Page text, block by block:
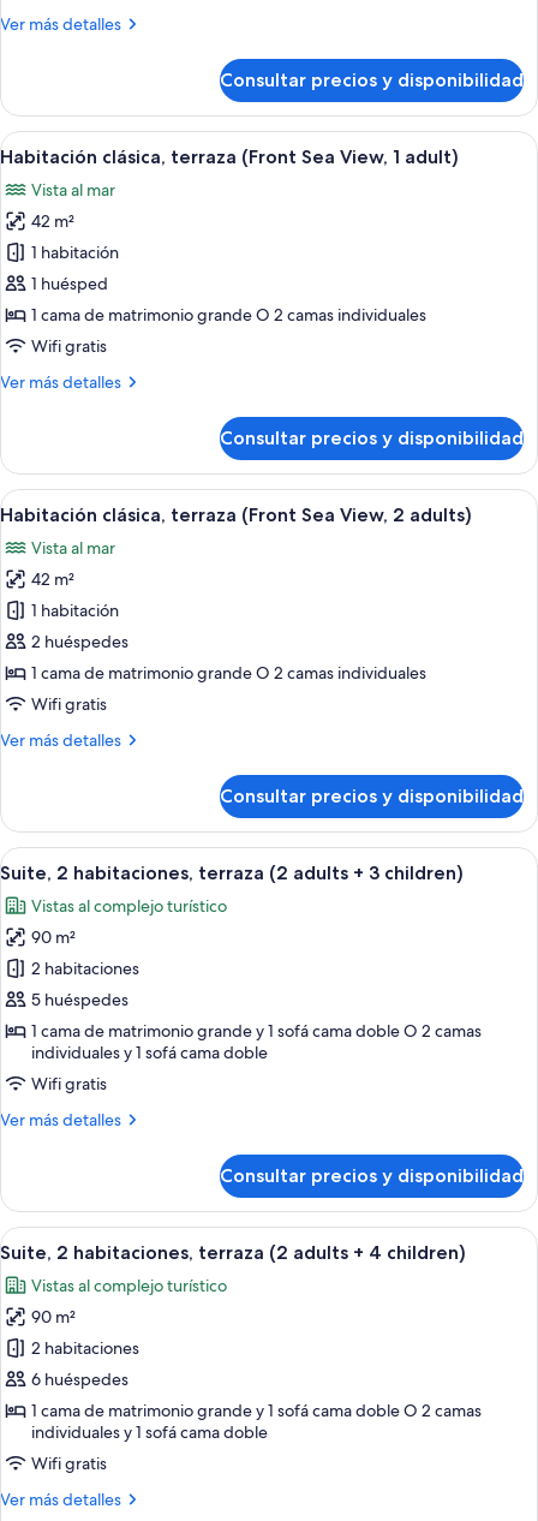
adult
child)
Ver más detalles
Más
clásica
(1
adult
child)
Consultar precios y disponibilidad
Abrir
todas
las
fotos
de
Habitación
clásica,
terraza
Sea
adult)
Balcón con una mesa dispuesta
5
Habitación clásica, terraza (Front Sea View, 1 adult)
Vista al mar
42 m²
1 habitación
1 huésped
1 cama de matrimonio grande O 2 camas individuales
Wifi gratis
Ver más detalles
Más
clásica,
terraza
(Front
View,
adult)
Consultar precios y disponibilidad
Abrir
todas
las
fotos
de
Habitación
clásica,
terraza
Sea
adults)
Habitación de hotel con una cama
5
Habitación clásica, terraza (Front Sea View, 2 adults)
Vista al mar
42 m²
1 habitación
2 huéspedes
1 cama de matrimonio grande O 2 camas individuales
Wifi gratis
Ver más detalles
Más
clásica,
terraza
(Front
View,
2
adults)
Consultar precios y disponibilidad
Abrir
todas
las
fotos
de
Suite,
2
habitaciones,
terraza
(2
3
children)
Una habitación de hotel con cama,
7
Suite, 2 habitaciones, terraza (2 adults + 3 children)
Vistas al complejo turístico
90 m²
2 habitaciones
5 huéspedes
1 cama de matrimonio grande y 1 sofá cama doble O 2 camas
individuales y 1 sofá cama doble
Wifi gratis
Ver más detalles
Más
2
habitaciones,
terraza
adults
+
3
children)
Consultar precios y disponibilidad
Abrir
todas
las
fotos
de
Suite,
2
habitaciones,
terraza
(2
Una habitación de hotel con cama,
7
Suite, 2 habitaciones, terraza (2 adults + 4 children)
Vistas al complejo turístico
90 m²
2 habitaciones
6 huéspedes
1 cama de matrimonio grande y 1 sofá cama doble O 2 camas
individuales y 1 sofá cama doble
Wifi gratis
Ver más detalles
Más